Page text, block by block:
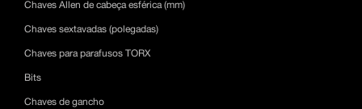
Chaves Allen de cabeça esférica (mm)
Chaves sextavadas (polegadas)
Chaves para parafusos TORX
Bits
Chaves de gancho